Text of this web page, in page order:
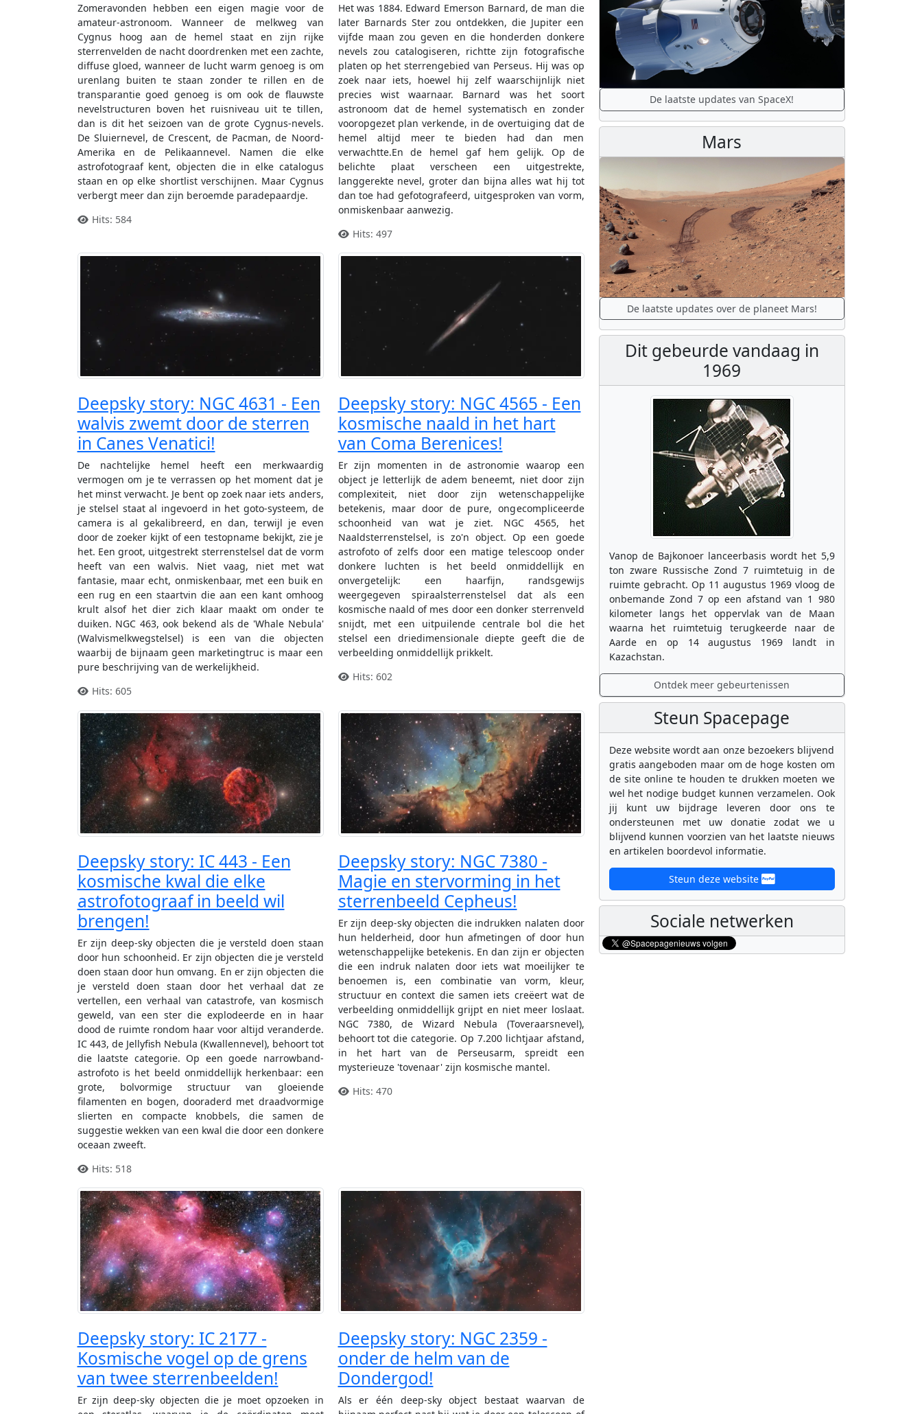
Zomeravonden hebben een eigen magie voor de
amateur-astronoom. Wanneer de melkweg van
Cygnus hoog aan de hemel staat en zijn rijke
sterrenvelden de nacht doordrenken met een zachte,
diffuse gloed, wanneer de lucht warm genoeg is om
urenlang buiten te staan zonder te rillen en de
transparantie goed genoeg is om ook de flauwste
nevelstructuren boven het ruisniveau uit te tillen,
dan is dit het seizoen van de grote Cygnus-nevels.
De Sluiernevel, de Crescent, de Pacman, de Noord-
Amerika en de Pelikaannevel. Namen die elke
astrofotograaf kent, objecten die in elke catalogus
staan en op elke shortlist verschijnen. Maar Cygnus
verbergt meer dan zijn beroemde paradepaardje.
Hits: 584
Het was 1884. Edward Emerson Barnard, de man die
later Barnards Ster zou ontdekken, die Jupiter een
vijfde maan zou geven en die honderden donkere
nevels zou catalogiseren, richtte zijn fotografische
platen op het sterrengebied van Perseus. Hij was op
zoek naar iets, hoewel hij zelf waarschijnlijk niet
precies wist waarnaar. Barnard was het soort
astronoom dat de hemel systematisch en zonder
vooropgezet plan verkende, in de overtuiging dat de
hemel altijd meer te bieden had dan men
verwachtte.En de hemel gaf hem gelijk. Op de
belichte plaat verscheen een uitgestrekte,
langgerekte nevel, groter dan bijna alles wat hij tot
dan toe had gefotografeerd, uitgesproken van vorm,
onmiskenbaar aanwezig.
Hits: 497
Deepsky story: NGC 4631 - Een
walvis zwemt door de sterren
in Canes Venatici!
De nachtelijke hemel heeft een merkwaardig
vermogen om je te verrassen op het moment dat je
het minst verwacht. Je bent op zoek naar iets anders,
je stelsel staat al ingevoerd in het goto-systeem, de
camera is al gekalibreerd, en dan, terwijl je even
door de zoeker kijkt of een testopname bekijkt, zie je
het. Een groot, uitgestrekt sterrenstelsel dat de vorm
heeft van een walvis. Niet vaag, niet met wat
fantasie, maar echt, onmiskenbaar, met een buik en
een rug en een staartvin die aan een kant omhoog
krult alsof het dier zich klaar maakt om onder te
duiken. NGC 463, ook bekend als de 'Whale Nebula'
(Walvismelkwegstelsel) is een van die objecten
waarbij de bijnaam geen marketingtruc is maar een
pure beschrijving van de werkelijkheid.
Hits: 605
Deepsky story: NGC 4565 - Een
kosmische naald in het hart
van Coma Berenices!
Er zijn momenten in de astronomie waarop een
object je letterlijk de adem beneemt, niet door zijn
complexiteit, niet door zijn wetenschappelijke
betekenis, maar door de pure, ongecompliceerde
schoonheid van wat je ziet. NGC 4565, het
Naaldsterrenstelsel, is zo'n object. Op een goede
astrofoto of zelfs door een matige telescoop onder
donkere luchten is het beeld onmiddellijk en
onvergetelijk: een haarfijn, randsgewijs
weergegeven spiraalsterrenstelsel dat als een
kosmische naald of mes door een donker sterrenveld
snijdt, met een uitpuilende centrale bol die het
stelsel een driedimensionale diepte geeft die de
verbeelding onmiddellijk prikkelt.
Hits: 602
Deepsky story: IC 443 - Een
kosmische kwal die elke
astrofotograaf in beeld wil
brengen!
Er zijn deep-sky objecten die je versteld doen staan
door hun schoonheid. Er zijn objecten die je versteld
doen staan door hun omvang. En er zijn objecten die
je versteld doen staan door het verhaal dat ze
vertellen, een verhaal van catastrofe, van kosmisch
geweld, van een ster die explodeerde en in haar
dood de ruimte rondom haar voor altijd veranderde.
IC 443, de Jellyfish Nebula (Kwallennevel), behoort tot
die laatste categorie. Op een goede narrowband-
astrofoto is het beeld onmiddellijk herkenbaar: een
grote, bolvormige structuur van gloeiende
filamenten en bogen, dooraderd met draadvormige
slierten en compacte knobbels, die samen de
suggestie wekken van een kwal die door een donkere
oceaan zweeft.
Hits: 518
Deepsky story: NGC 7380 -
Magie en stervorming in het
sterrenbeeld Cepheus!
Er zijn deep-sky objecten die indrukken nalaten door
hun helderheid, door hun afmetingen of door hun
wetenschappelijke betekenis. En dan zijn er objecten
die een indruk nalaten door iets wat moeilijker te
benoemen is, een combinatie van vorm, kleur,
structuur en context die samen iets creëert wat de
verbeelding onmiddellijk grijpt en niet meer loslaat.
NGC 7380, de Wizard Nebula (Toveraarsnevel),
behoort tot die categorie. Op 7.200 lichtjaar afstand,
in het hart van de Perseusarm, spreidt een
mysterieuze 'tovenaar' zijn kosmische mantel.
Hits: 470
Deepsky story: IC 2177 -
Kosmische vogel op de grens
van twee sterrenbeelden!
Er zijn deep-sky objecten die je moet opzoeken in
Deepsky story: NGC 2359 -
onder de helm van de
Dondergod!
Als er één deep-sky object bestaat waarvan de
De laatste updates van SpaceX!
Mars
De laatste updates over de planeet Mars!
Dit gebeurde vandaag in
1969
Vanop de Bajkonoer lanceerbasis wordt het 5,9
ton zware Russische Zond 7 ruimtetuig in de
ruimte gebracht. Op 11 augustus 1969 vloog de
onbemande Zond 7 op een afstand van 1 980
kilometer langs het oppervlak van de Maan
waarna het ruimtetuig terugkeerde naar de
Aarde en op 14 augustus 1969 landt in
Kazachstan.
Ontdek meer gebeurtenissen
Steun Spacepage
Deze website wordt aan onze bezoekers blijvend
gratis aangeboden maar om de hoge kosten om
de site online te houden te drukken moeten we
wel het nodige budget kunnen verzamelen. Ook
jij kunt uw bijdrage leveren door ons te
ondersteunen met uw donatie zodat we u
blijvend kunnen voorzien van het laatste nieuws
en artikelen boordevol informatie.
Steun deze website
Sociale netwerken